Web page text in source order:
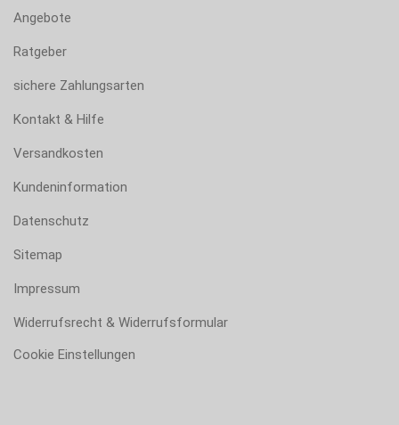
Angebote
Ratgeber
sichere Zahlungsarten
Kontakt & Hilfe
Versandkosten
Kundeninformation
Datenschutz
Sitemap
Impressum
Widerrufsrecht & Widerrufsformular
Cookie Einstellungen